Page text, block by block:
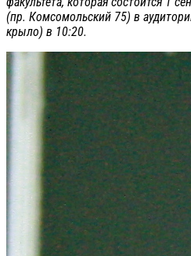
(пр. Комсомольский 75) в
крыло) в 10:20.